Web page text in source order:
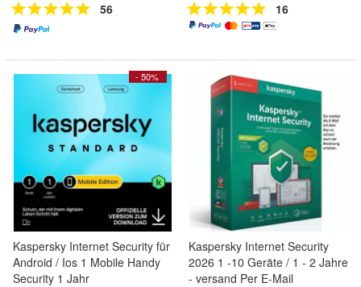
56 16
- 50%
Kaspersky Internet Security für
Android / Ios 1 Mobile Handy
Security 1 Jahr
Kaspersky Internet Security
2026 1 -10 Geräte / 1 - 2 Jahre
- versand Per E-Mail